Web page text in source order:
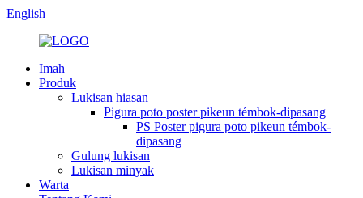
English
Imah
Produk
Lukisan hiasan
Pigura poto poster pikeun témbok-dipasang
PS Poster pigura poto pikeun témbok-
dipasang
Gulung lukisan
Lukisan minyak
Warta